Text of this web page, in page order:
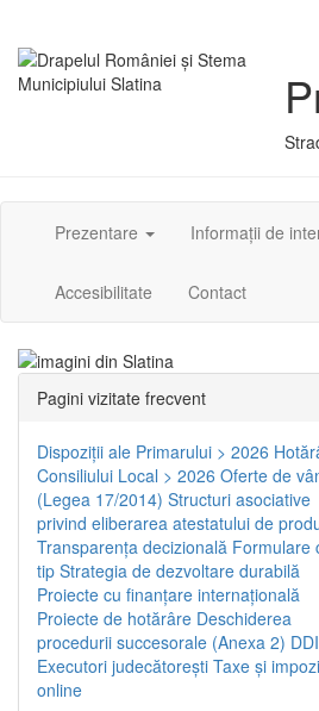
Prezentare Informații de
Accesibilitate Contact
Pagini vizitate frecvent
Dispoziţii ale Primarului > 2026
Consiliului Local > 2026 Oferte de
(Legea 17/2014) Structuri asociative
privind eliberarea atestatului de
Transparenţa decizională Formulare
tip Strategia de dezvoltare durabilă
Proiecte cu finanţare internaţională
Proiecte de hotărâre Deschiderea
procedurii succesorale (Anexa 2)
Executori judecătorești Taxe şi
online